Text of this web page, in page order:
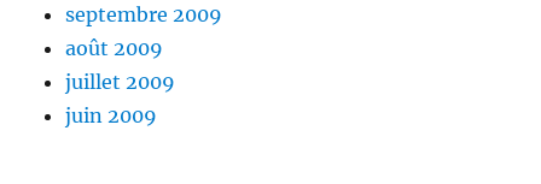
septembre 2009
août 2009
juillet 2009
juin 2009